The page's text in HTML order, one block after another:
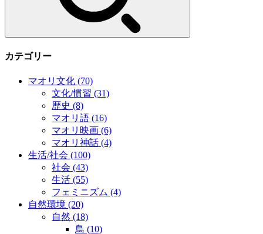
カテゴリー
マオリ文化 (70)
文化/慣習 (31)
歴史 (8)
マオリ語 (16)
マオリ映画 (6)
マオリ神話 (4)
生活/社会 (100)
社会 (43)
生活 (55)
フェミニズム (4)
自然環境 (20)
自然 (18)
鳥 (10)